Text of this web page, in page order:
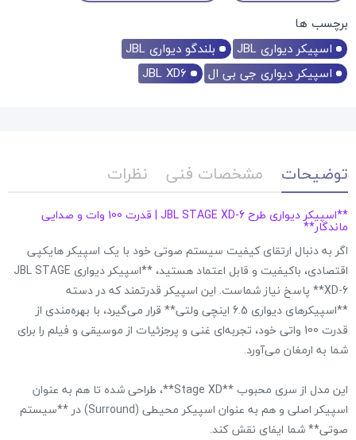
برچسب ها
اسپیکر دیواری JBL
بلندگو دیواری JBL
اسپیکر دیواری جی بی ال
JBL XD6
توضیحات مشخصات فنی نظرات
**اسپیکر دیواری طرح JBL STAGE XD-6 | قدرت 100 وات و صدایی
ماندگار**
اگر به دنبال ارتقای کیفیت سیستم صوتی خود با یک اسپیکر هایکپی
اقتصادی، باکیفیت و قابل اعتماد هستید، **اسپیکر دیواری JBL STAGE
XD-6** پاسخ نیاز شماست. این اسپیکر قدرتمند که در دسته
**اسپیکرهای دیواری 6.5 اینچی ولتی** قرار می‌گیرد، با بهره‌مندی از
قدرت 100 واتی خود، تجربه‌ای غنی و پرجزئیات از موسیقی و فیلم را برای
شما به ارمغان می‌آورد.
این مدل از سری محبوب **Stage XD**، طراحی شده تا هم به عنوان
اسپیکر اصلی و هم به عنوان اسپیکر محیطی (Surround) در **سیستم
صوتی** شما ایفای نقش کند.